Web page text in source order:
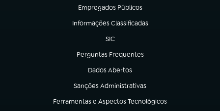
Empregados Públicos
(abre em nova aba)
Informações Classificadas
(abre em nova aba)
SIC
(abre em nova aba)
Perguntas Frequentes
(abre em nova aba)
Dados Abertos
(abre em nova aba)
Sanções Administrativas
(abre em nova aba)
Ferramentas e Aspectos Tecnológicos
(abre em nova aba)